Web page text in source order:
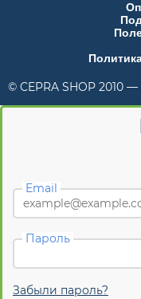
© CEPRA SHOP 2010 —
Email
Пароль
Забыли пароль?